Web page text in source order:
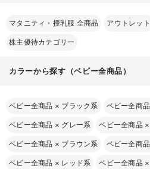
マタニティ・授乳服 全商品 アウトレット
株主優待カテゴリー
カラーから探す（ベビー全商品）
ベビー全商品 × ブラック系 ベビー全商品
ベビー全商品 × グレー系 ベビー全商品 ×
ベビー全商品 × ブラウン系 ベビー全商品
ベビー全商品 × レッド系 ベビー全商品 ×